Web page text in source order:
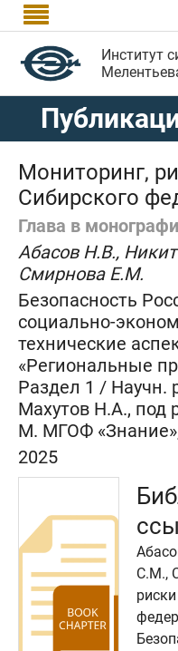

Институт
Мониторинг,
Сибирского
Глава в
Абасов Н.В.,
Смирнова Е.М.
Безопасность
социально-
технические
«Региональные
Раздел 1 / Научн.
Махутов Н.А., под
М. МГОФ
2025
С.М.,